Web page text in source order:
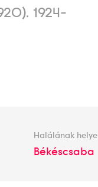
1924-
Halálának helye
Békéscsaba